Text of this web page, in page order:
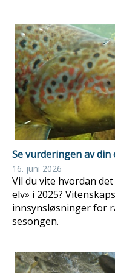
Se vurderingen av din
16. juni 2026
Vil du vite hvordan
elv» i 2025?
innsynsløsninger for
sesongen.